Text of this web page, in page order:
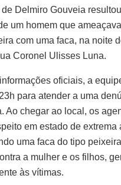
Delmiro Gouveia
um homem que
com uma faca, na noite
Coronel Ulisses Luna.
oficiais, a
para atender a uma
Ao chegar ao local, os
em estado de extrema
uma faca do tipo
a mulher e os filhos,
às vítimas.